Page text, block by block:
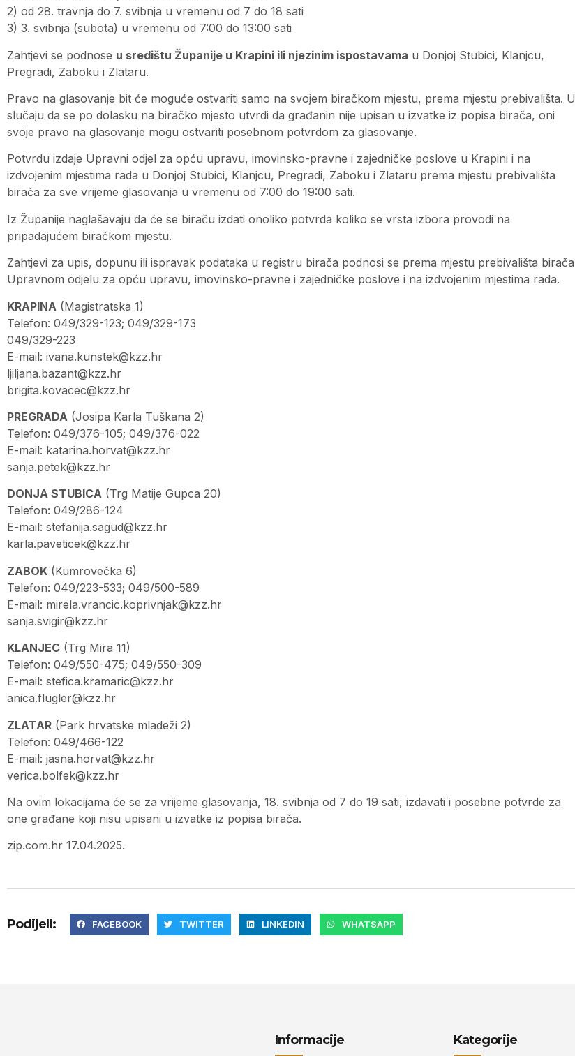
2) od 28. travnja do 7. svibnja u vremenu od 7 do 18 sati
3) 3. svibnja (subota) u vremenu od 7:00 do 13:00 sati
Zahtjevi se podnose u središtu Županije u Krapini ili njezinim ispostavama u Donjoj Stubici, Klanjcu,
Pregradi, Zaboku i Zlataru.
Pravo na glasovanje bit će moguće ostvariti samo na svojem biračkom mjestu, prema mjestu prebivališta. U
slučaju da se po dolasku na biračko mjesto utvrdi da građanin nije upisan u izvatke iz popisa birača, oni
svoje pravo na glasovanje mogu ostvariti posebnom potvrdom za glasovanje.
Potvrdu izdaje Upravni odjel za opću upravu, imovinsko-pravne i zajedničke poslove u Krapini i na
izdvojenim mjestima rada u Donjoj Stubici, Klanjcu, Pregradi, Zaboku i Zlataru prema mjestu prebivališta
birača za sve vrijeme glasovanja u vremenu od 7:00 do 19:00 sati.
Iz Županije naglašavaju da će se biraču izdati onoliko potvrda koliko se vrsta izbora provodi na
pripadajućem biračkom mjestu.
Zahtjevi za upis, dopunu ili ispravak podataka u registru birača podnosi se prema mjestu prebivališta birača
Upravnom odjelu za opću upravu, imovinsko-pravne i zajedničke poslove i na izdvojenim mjestima rada.
KRAPINA (Magistratska 1)
Telefon: 049/329-123; 049/329-173
049/329-223
E-mail: ivana.kunstek@kzz.hr
ljiljana.bazant@kzz.hr
brigita.kovacec@kzz.hr
PREGRADA (Josipa Karla Tuškana 2)
Telefon: 049/376-105; 049/376-022
E-mail: katarina.horvat@kzz.hr
sanja.petek@kzz.hr
DONJA STUBICA (Trg Matije Gupca 20)
Telefon: 049/286-124
E-mail: stefanija.sagud@kzz.hr
karla.paveticek@kzz.hr
ZABOK (Kumrovečka 6)
Telefon: 049/223-533; 049/500-589
E-mail: mirela.vrancic.koprivnjak@kzz.hr
sanja.svigir@kzz.hr
KLANJEC (Trg Mira 11)
Telefon: 049/550-475; 049/550-309
E-mail: stefica.kramaric@kzz.hr
anica.flugler@kzz.hr
ZLATAR (Park hrvatske mladeži 2)
Telefon: 049/466-122
E-mail: jasna.horvat@kzz.hr
verica.bolfek@kzz.hr
Na ovim lokacijama će se za vrijeme glasovanja, 18. svibnja od 7 do 19 sati, izdavati i posebne potvrde za
one građane koji nisu upisani u izvatke iz popisa birača.
zip.com.hr 17.04.2025.
Podijeli: FACEBOOK TWITTER LINKEDIN WHATSAPP
Informacije Kategorije